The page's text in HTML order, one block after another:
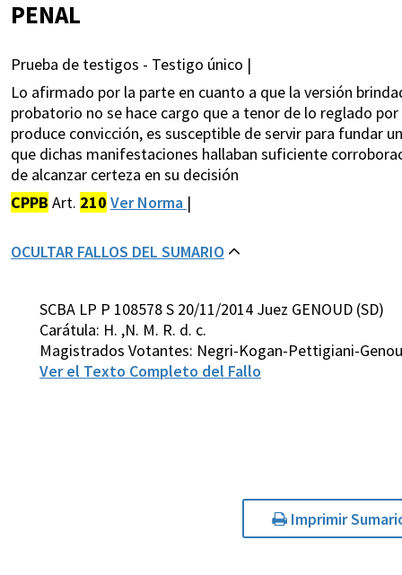
PENAL
Prueba de testigos - Testigo único |
Lo afirmado por la parte en cuanto a que la versión
probatorio no se hace cargo que a tenor de lo reglado
produce convicción, es susceptible de servir para fundar
que dichas manifestaciones hallaban suficiente
de alcanzar certeza en su decisión
CPPB Art. 210 Ver Norma |
OCULTAR FALLOS DEL SUMARIO
SCBA LP P 108578 S 20/11/2014 Juez GENOUD (SD)
Carátula: H. ,N. M. R. d. c.
Magistrados Votantes: Negri-Kogan-Pettigiani-
Ver el Texto Completo del Fallo
Imprimir